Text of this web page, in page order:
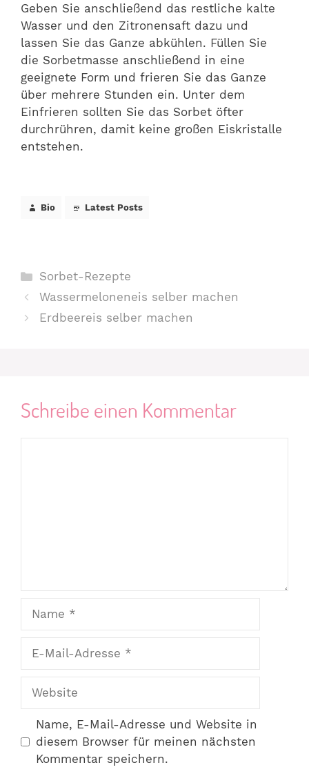
Geben Sie anschließend das restliche kalte
Wasser und den Zitronensaft dazu und
lassen Sie das Ganze abkühlen. Füllen Sie
die Sorbetmasse anschließend in eine
geeignete Form und frieren Sie das Ganze
über mehrere Stunden ein. Unter dem
Einfrieren sollten Sie das Sorbet öfter
durchrühren, damit keine großen Eiskristalle
entstehen.
Bio Latest Posts
Kategorien
Sorbet-Rezepte
Wassermeloneneis selber machen
Erdbeereis selber machen
Schreibe einen Kommentar
Website
Name, E-Mail-Adresse und Website in
diesem Browser für meinen nächsten
Kommentar speichern.